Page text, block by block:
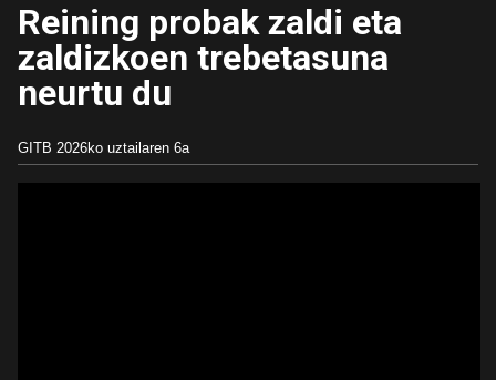
Reining probak zaldi eta
zaldizkoen trebetasuna
neurtu du
GITB 2026ko uztailaren 6a